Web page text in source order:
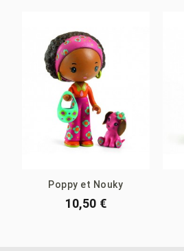
Poppy et Nouky
10,50 €